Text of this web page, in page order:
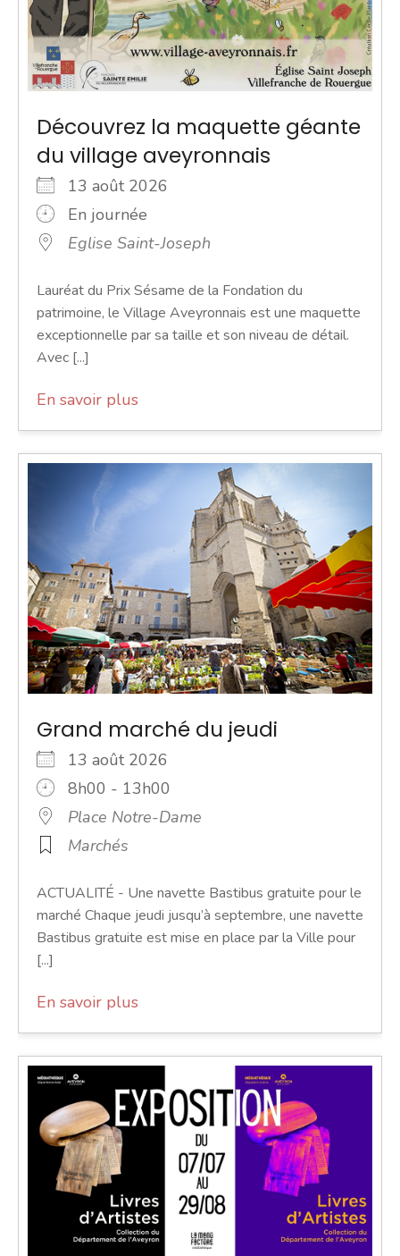
Découvrez la maquette géante
du village aveyronnais
13 août 2026
En journée
Eglise Saint-Joseph
Lauréat du Prix Sésame de la Fondation du
patrimoine, le Village Aveyronnais est une maquette
exceptionnelle par sa taille et son niveau de détail.
Avec [...]
En savoir plus
Grand marché du jeudi
13 août 2026
8h00 - 13h00
Place Notre-Dame
Marchés
ACTUALITÉ - Une navette Bastibus gratuite pour le
marché Chaque jeudi jusqu’à septembre, une navette
Bastibus gratuite est mise en place par la Ville pour
[...]
En savoir plus